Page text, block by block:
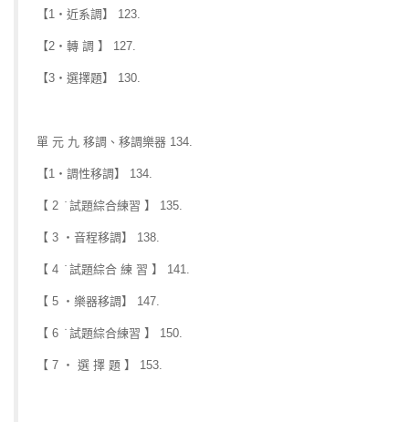
【1‧近系調】 123.
【2‧轉 調 】 127.
【3‧選擇題】 130.
單 元 九 移調、移調樂器 134.
【1‧調性移調】 134.
【 2 ̇ 試題綜合練習 】 135.
【 3 ‧音程移調】 138.
【 4 ̇ 試題綜合 練 習 】 141.
【 5 ‧樂器移調】 147.
【 6 ̇ 試題綜合練習 】 150.
【 7 ‧ 選 擇 題 】 153.